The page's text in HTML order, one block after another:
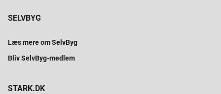
SELVBYG
Læs mere om SelvByg
Bliv SelvByg-medlem
STARK.DK